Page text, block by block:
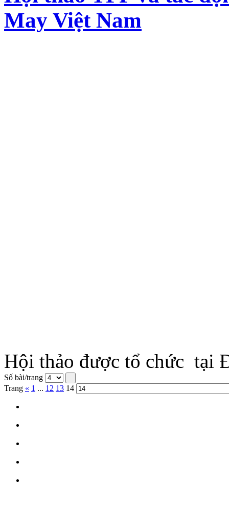
May Việt Nam
Hội thảo được tổ chức tại
Số bài/trang
Trang « 1 ... 12 13 14